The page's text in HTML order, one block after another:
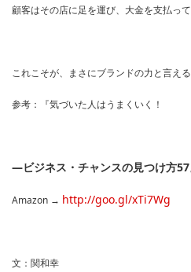
顧客はその店に足を運び、大金を支払って
これこそが、まさにブランドの力と言える
参考：『気づいた人はうまくいく！
―ビジネス・チャンスの見つけ方
Amazon → http://goo.gl/xTi7Wg
文：関和幸